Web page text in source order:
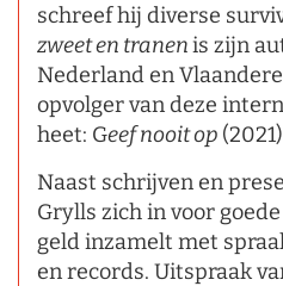
schreef hij diverse
zweet en tranenis zijn
Nederland en
opvolger van deze
heet: Geef nooit op
Naast schrijven en
Grylls zich in voor
geld inzamelt met
en records. Uitspraak